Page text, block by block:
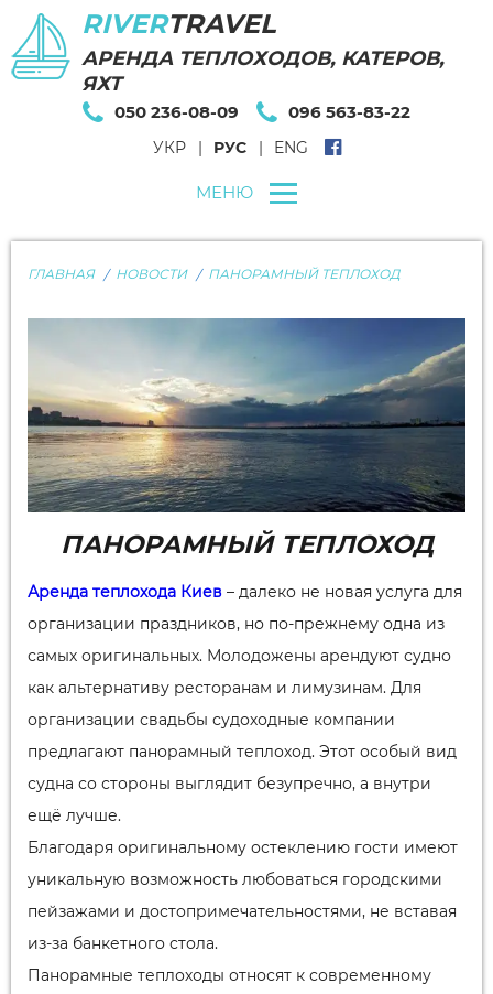
RIVERTRAVEL
АРЕНДА ТЕПЛОХОДОВ, КАТЕРОВ,
ЯХТ
050 236-08-09 096 563-83-22
УКР РУС ENG
МЕНЮ
ГЛАВНАЯ НОВОСТИ ПАНОРАМНЫЙ ТЕПЛОХОД
ПАНОРАМНЫЙ ТЕПЛОХОД
Аренда теплохода Киев – далеко не новая услуга для
организации праздников, но по-прежнему одна из
самых оригинальных. Молодожены арендуют судно
как альтернативу ресторанам и лимузинам. Для
организации свадьбы судоходные компании
предлагают панорамный теплоход. Этот особый вид
судна со стороны выглядит безупречно, а внутри
ещё лучше.
Благодаря оригинальному остеклению гости имеют
уникальную возможность любоваться городскими
пейзажами и достопримечательностями, не вставая
из-за банкетного стола.
Панорамные теплоходы относят к современному